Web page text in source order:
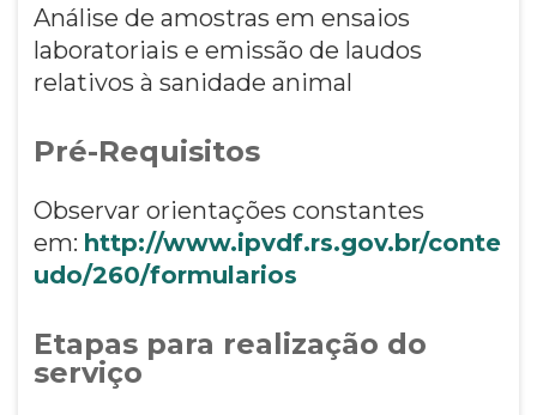
Análise de amostras em ensaios
laboratoriais e emissão de laudos
relativos à sanidade animal
Pré-Requisitos
Observar orientações constantes
em: http://www.ipvdf.rs.gov.br/conte
udo/260/formularios
Etapas para realização do
serviço